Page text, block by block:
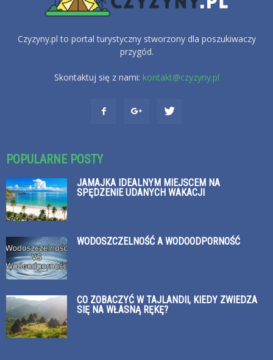
Czyzyny.pl to portal turystyczny stworzony dla poszukiwaczy
przygód.
Skontaktuj się z nami: kontakt@czyzyny.pl
POPULARNE POSTY
JAMAJKA IDEALNYM MIEJSCEM NA
SPĘDZENIE UDANYCH WAKACJI
WODOSZCZELNOŚĆ A WODOODPORNOŚĆ
CO ZOBACZYĆ W TAJLANDII, KIEDY ZWIEDZA
SIĘ NA WŁASNĄ RĘKĘ?